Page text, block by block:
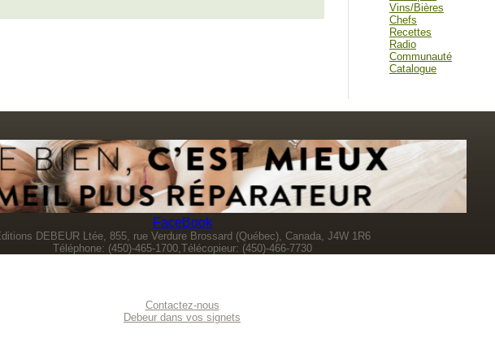
Vins/Bières
Chefs
Recettes
Radio
Communauté
Catalogue
FaceBook
DEBEUR Ltée, 855, rue Verdure Brossard (Québec), Canada, J4W 1R6
Téléphone: (450)-465-1700,Télécopieur: (450)-466-7730
Contactez-nous
Debeur dans vos signets